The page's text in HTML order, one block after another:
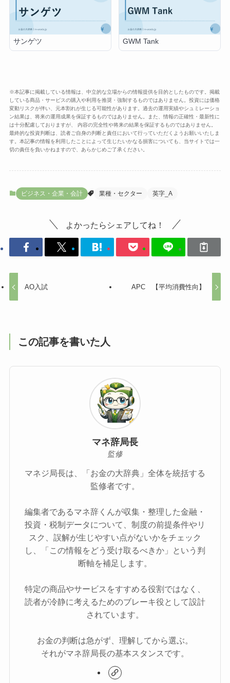
サンゲツ GWM Tank
※本記事に掲載している情報は、中立的な立場からの情報提供を目的としたものです。掲載
している商品・サービスの購入や利用を推奨・強制するものではありません。投資には価格
変動リスクが伴い、元本割れが生じる可能性があります。過去の運用実績やシュミレーショ
ン結果は、将来の運用成果を保証するものではありません。また、情報の正確性・最新性に
は十分配慮しておりますが、 内容の完全性や将来の結果を保証するものではありません。
最終的な投資判断は、読者ご自身の判断と責任において行っていただくようお願いいたしま
す。本記事の情報を利用したことによって生じたいかなる損害についても、当サイトでは一
切の責任を負いかねますので、あらかじめご了承ください。
ビジネス・企業・会計 業種・セクター 英字_A
よかったらシェアしてね！
AO入試 APC 【平均消費性向】
この記事を書いた人
マネ辞局長
監修
マネジ局長は、「お金の大辞典」全体を統括する
監修者です。
編集者であるマネ辞くんが収集・整理した金融・
投資・税制データについて、制度の前提条件やリ
スク、誤解が生じやすい点がないかをチェック
し、「この情報をどう受け取るべきか」という判
断軸を補足します。
特定の商品やサービスをすすめる役割ではなく、
読者が冷静に考えるためのブレーキ役として設計
されています。
お金の判断は急がず、理解してから選ぶ。
それがマネ辞局長の基本スタンスです。